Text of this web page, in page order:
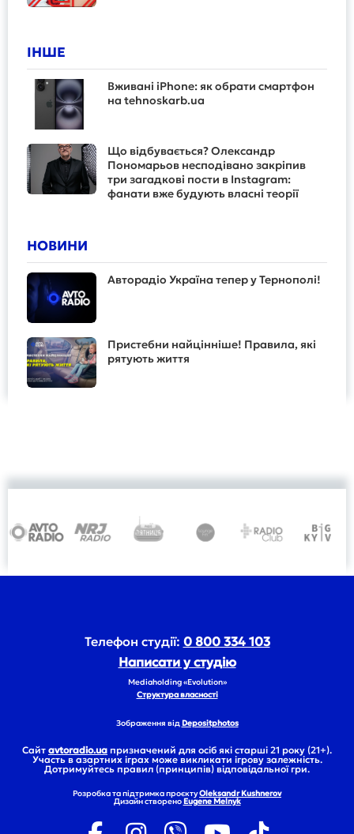
ІНШЕ
Вживані iPhone: як обрати смартфон
на tehnoskarb.ua
Що відбувається? Олександр
Пономарьов несподівано закріпив
три загадкові пости в Instagram:
фанати вже будують власні теорії
НОВИНИ
Авторадіо Україна тепер у Тернополі!
Пристебни найцінніше! Правила, які
рятують життя
Телефон студії: 0 800 334 103
Написати у студію
Mediaholding «Evolution»
Структура власності
Зображення відDepositphotos
Сайт avtoradio.ua призначений для осіб які старші 21 року (21+).
Участь в азартних іграх може викликати ігрову залежність.
Дотримуйтесь правил (принципів) відповідальної гри.
Розробка та підтримка проєктуOleksandr Kushnerov
Дизайн створеноEugene Melnyk